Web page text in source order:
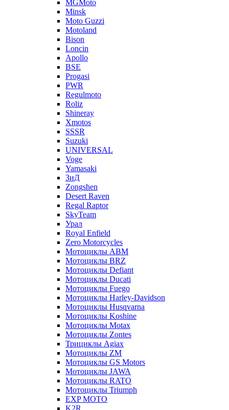
MGMoto
Minsk
Moto Guzzi
Motoland
Bison
Loncin
Apollo
BSE
Progasi
PWR
Regulmoto
Roliz
Shineray
Xmotos
SSSR
Suzuki
UNIVERSAL
Voge
Yamasaki
ЗиД
Zongshen
Desert Raven
Regal Raptor
SkyTeam
Урал
Royal Enfield
Zero Motorcycles
Мотоциклы ABM
Мотоциклы BRZ
Мотоциклы Defiant
Мотоциклы Ducati
Мотоциклы Fuego
Мотоциклы Harley-Davidson
Мотоциклы Husqvarna
Мотоциклы Koshine
Мотоциклы Motax
Мотоциклы Zontes
Трициклы Agiax
Мотоциклы ZM
Мотоциклы GS Motors
Мотоциклы JAWA
Мотоциклы RATO
Мотоциклы Triumph
EXP MOTO
K2R